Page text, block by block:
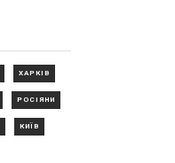
ХАРКІВ
РОСІЯНИ
КИЇВ